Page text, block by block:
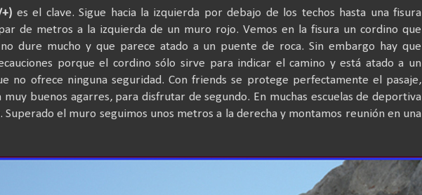
es el clave. Sigue hacia la izquierda por debajo de los techos hasta una fisura
de metros a la izquierda de un muro rojo. Vemos en la fisura un cordino que
dure mucho y que parece atado a un puente de roca. Sin embargo hay que
porque el cordino sólo sirve para indicar el camino y está atado a un
no ofrece ninguna seguridad. Con friends se protege perfectamente el pasaje,
buenos agarres, para disfrutar de segundo. En muchas escuelas de deportiva
Superado el muro seguimos unos metros a la derecha y montamos reunión en una